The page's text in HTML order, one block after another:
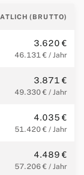
(BRUTTO)
3.620 €
46.131 € / Jahr
3.871 €
49.330 € / Jahr
4.035 €
51.420 € / Jahr
4.489 €
57.206 € / Jahr